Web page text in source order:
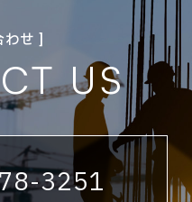
わせ ]
US
3251